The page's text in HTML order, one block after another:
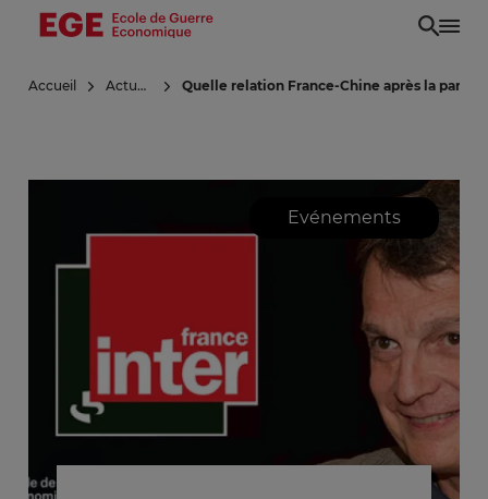
Aller
principal
Accueil Actualités Quelle relation France-Chine après la
Evénements